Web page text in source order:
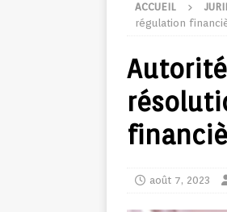
ACCUEIL
régulation
août 7, 2023